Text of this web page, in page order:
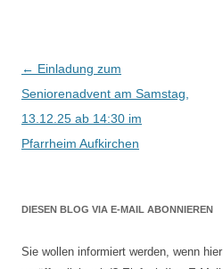
Beitragsnavigation
← Einladung zum
Seniorenadvent am Samstag,
13.12.25 ab 14:30 im
Pfarrheim Aufkirchen
DIESEN BLOG VIA E-MAIL ABONNIEREN
Sie wollen informiert werden, wenn